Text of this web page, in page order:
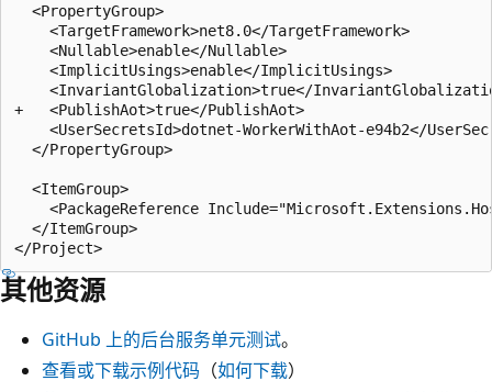
  <PropertyGroup>
    <TargetFramework>net8.0</TargetFramework>
    <Nullable>enable</Nullable>
    <ImplicitUsings>enable</ImplicitUsings>
<InvariantGlobalization>true</
+   <PublishAot>true</PublishAot>
<UserSecretsId>dotnet-WorkerWithAot-e94b2</
  </PropertyGroup>
  <ItemGroup>
<PackageReference
  </ItemGroup>
其他资源
GitHub 上的后台服务单元测试。
查看或下载示例代码 （如何下载）